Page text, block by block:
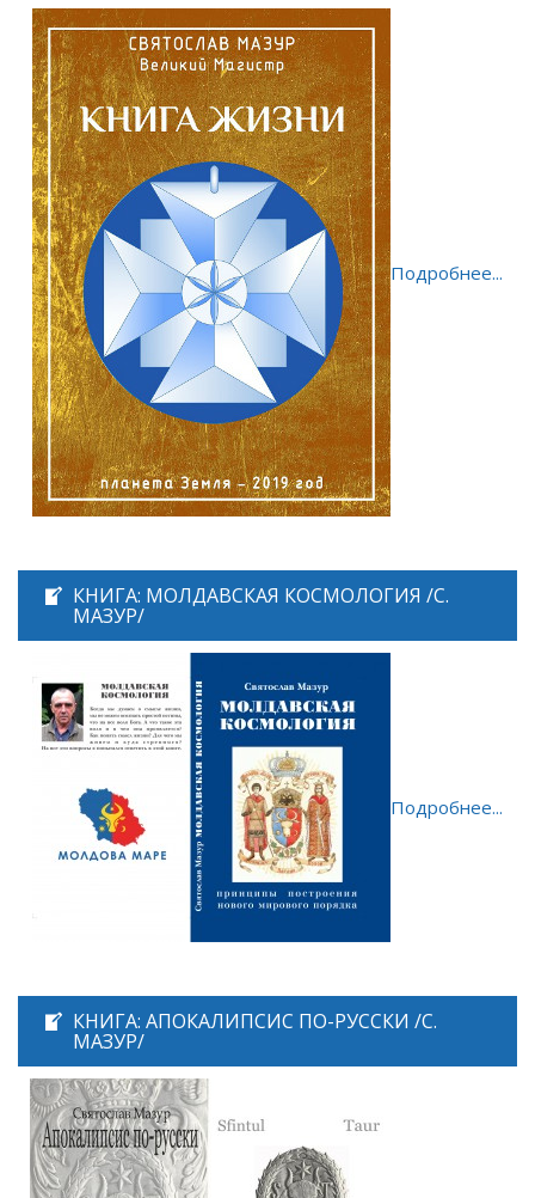
Подробнее...
КНИГА: МОЛДАВСКАЯ КОСМОЛОГИЯ /С.
МАЗУР/
Подробнее...
КНИГА: АПОКАЛИПСИС ПО-РУССКИ /С.
МАЗУР/